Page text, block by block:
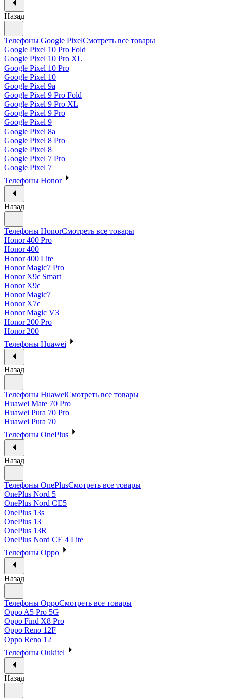
Назад
Телефоны Google PixelСмотреть все товары
Google Pixel 10 Pro Fold
Google Pixel 10 Pro XL
Google Pixel 10 Pro
Google Pixel 10
Google Pixel 9a
Google Pixel 9 Pro Fold
Google Pixel 9 Pro XL
Google Pixel 9 Pro
Google Pixel 9
Google Pixel 8a
Google Pixel 8 Pro
Google Pixel 8
Google Pixel 7 Pro
Google Pixel 7
Телефоны Honor
Назад
Телефоны HonorСмотреть все товары
Honor 400 Pro
Honor 400
Honor 400 Lite
Honor Magic7 Pro
Honor X9c Smart
Honor X9c
Honor Magic7
Honor X7c
Honor Magic V3
Honor 200 Pro
Honor 200
Телефоны Huawei
Назад
Телефоны HuaweiСмотреть все товары
Huawei Mate 70 Pro
Huawei Pura 70 Pro
Huawei Pura 70
Телефоны OnePlus
Назад
Телефоны OnePlusСмотреть все товары
OnePlus Nord 5
OnePlus Nord CE5
OnePlus 13s
OnePlus 13
OnePlus 13R
OnePlus Nord CE 4 Lite
Телефоны Oppo
Назад
Телефоны OppoСмотреть все товары
Oppo A5 Pro 5G
Oppo Find X8 Pro
Oppo Reno 12F
Oppo Reno 12
Телефоны Oukitel
Назад